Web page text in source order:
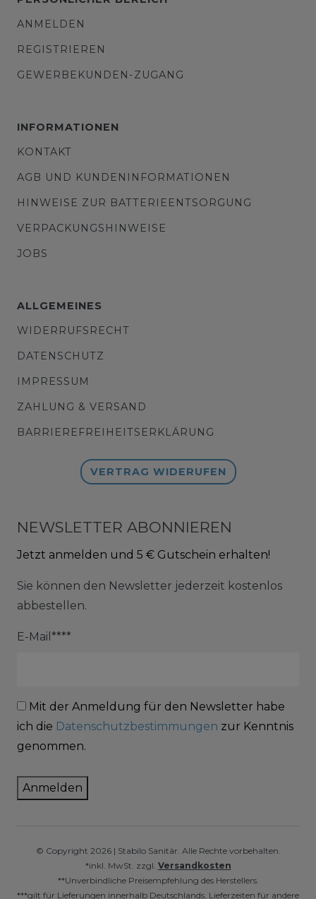
ANMELDEN
REGISTRIEREN
GEWERBEKUNDEN-ZUGANG
INFORMATIONEN
KONTAKT
AGB UND KUNDENINFORMATIONEN
HINWEISE ZUR BATTERIEENTSORGUNG
VERPACKUNGSHINWEISE
JOBS
ALLGEMEINES
WIDERRUFSRECHT
DATENSCHUTZ
IMPRESSUM
ZAHLUNG & VERSAND
BARRIEREFREIHEITSERKLÄRUNG
VERTRAG WIDERUFEN
NEWSLETTER ABONNIEREN
Jetzt anmelden und 5 € Gutschein erhalten!
Sie können den Newsletter jederzeit kostenlos
abbestellen.
E-Mail****
Mit der Anmeldung für den Newsletter habe
ich die Datenschutzbestimmungen zur Kenntnis
genommen.
Anmelden
© Copyright 2026 | Stabilo Sanitär. Alle Rechte vorbehalten.
*inkl. MwSt. zzgl. Versandkosten
**Unverbindliche Preisempfehlung des Herstellers.
***gilt für Lieferungen innerhalb Deutschlands, Lieferzeiten für andere